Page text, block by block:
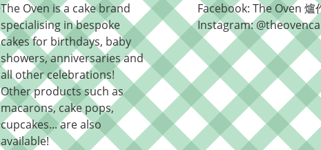
The Oven is a cake brand
specialising in bespoke
cakes for birthdays, baby
showers, anniversaries and
all other celebrations!
Other products such as
macarons, cake pops,
cupcakes... are also
available!
Facebook: The Oven 爐
Instagram: